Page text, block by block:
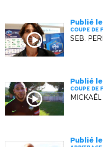
Publié
COUPE DE
Publié
COUPE DE
Publié